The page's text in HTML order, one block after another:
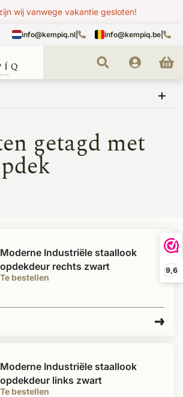
9,6
wij vanwege vakantie gesloten!
info@kempiq.nl info@kempiq.be
getagd met
Te bestellen
Moderne Industriële staallook
opdekdeur rechts zwart
Te bestellen
Moderne Industriële staallook
opdekdeur links zwart